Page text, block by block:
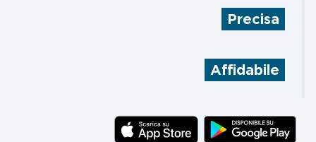
Precisa
sei in treno
Affidabile
e goditi il viaggio